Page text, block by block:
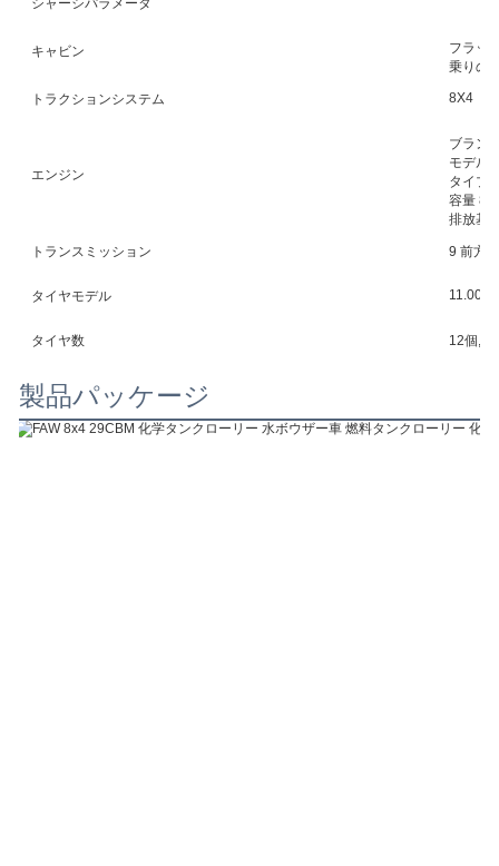
シャーシパラメータ
キャビン
フラッ
乗りの
トラクションシステム 8X4
エンジン
ブラン
モデル
タイプ:
容量
排放基
トランスミッション 9 前方
タイヤモデル
タイヤ数 12個,そ
製品パッケージ